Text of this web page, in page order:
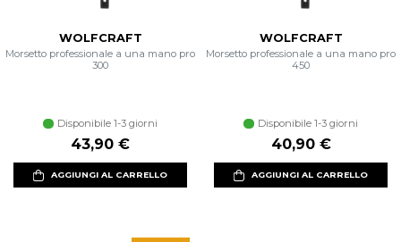
WOLFCRAFT
Morsetto professionale a una mano pro
300
Disponibile 1-3 giorni
43,90 €
AGGIUNGI AL CARRELLO
WOLFCRAFT
Morsetto professionale a una mano pro
450
Disponibile 1-3 giorni
40,90 €
AGGIUNGI AL CARRELLO